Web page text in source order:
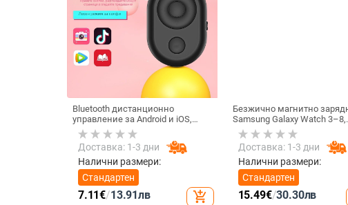
Bluetooth дистанционно
управление за Android и iOS,
универсално за снимки и
видеозаписи, модел 6-key
tremolo, Vernon, ABS материал,
тегло 15 g
Доставка: 1-3 дни
Налични размери:
Стандартен
7.11€/13.91лв add_shopping_cart
Безжично магнитно
Samsung Galaxy Watch 3–8,
Active 1/2 • QC2.0 • Магнитно
зареждане • 3W / 1A
Доставка: 1-3 дни
Налични размери:
Стандартен
15.49€/30.30лв